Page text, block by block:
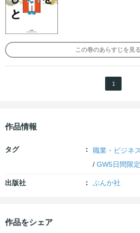
この巻のあらすじを 見
1
作品情報
タグ 職業・ビジネス
/GW5日間限
出版社 ぶんか社
作品をシェア